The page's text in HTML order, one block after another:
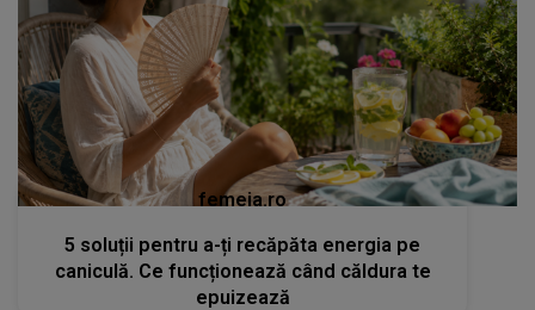
femeia.ro
5 soluții pentru a-ți recăpăta energia pe
caniculă. Ce funcționează când căldura te
epuizează